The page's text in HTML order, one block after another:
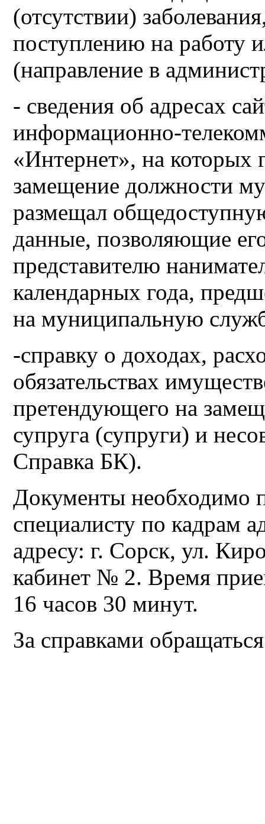
(отсутствии)
поступлению на работу
(направление в
- сведения об адресах
информационно-
«Интернет», на
замещение должности
размещал
данные, позволяющие
представителю
календарных года,
на муниципальную
-справку о доходах,
обязательствах
претендующего на
супруга (супруги) и
Справка БК).
Документы необходимо
специалисту по кадрам
адресу: г. Сорск, ул.
кабинет № 2. Время
16 часов 30 минут.
За справками